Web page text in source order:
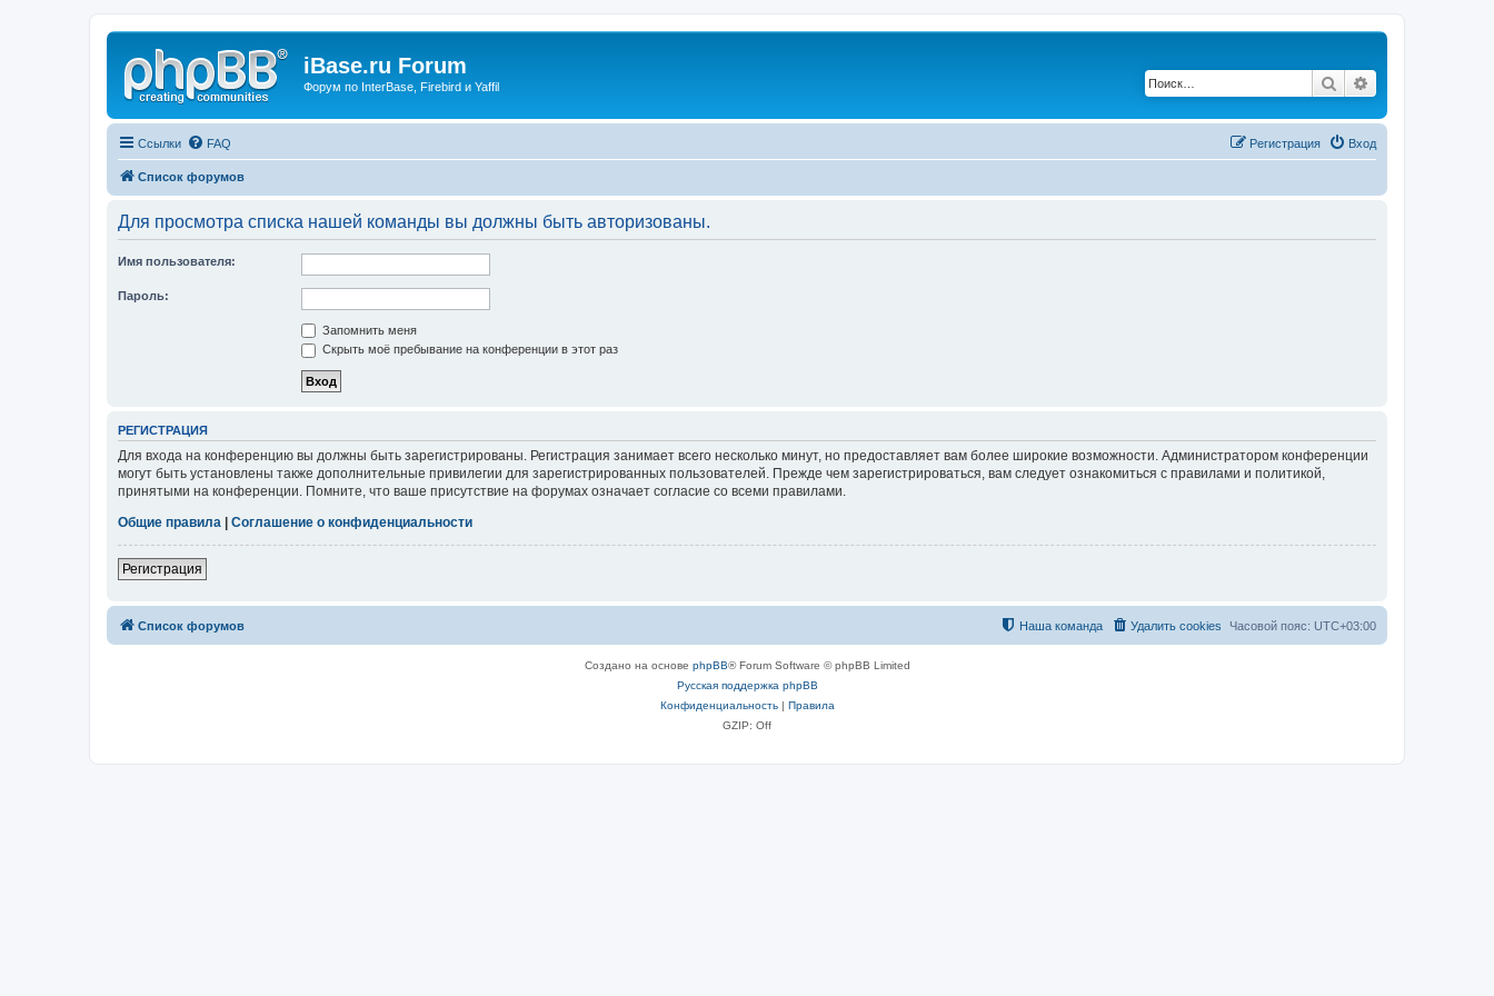
iBase.ru Forum
Форум по InterBase, Firebird и Yaffil Поиск
Ссылки FAQ Вход
Регистрация
Список форумов
Для просмотра списка нашей команды вы должны быть авторизованы.
Имя пользователя:
Пароль:
Запомнить меня
Скрыть моё пребывание на конференции в этот раз
РЕГИСТРАЦИЯ
Для входа на конференцию вы должны быть зарегистрированы. Регистрация занимает всего несколько минут, но предоставляет вам более широкие возможности. Администратором конференции
могут быть установлены также дополнительные привилегии для зарегистрированных пользователей. Прежде чем зарегистрироваться, вам следует ознакомиться с правилами и политикой,
принятыми на конференции. Помните, что ваше присутствие на форумах означает согласие со всеми правилами.
Общие правила
Соглашение о конфиденциальности
Регистрация
Список форумов Часовой пояс: UTC+03:00
Удалить cookies
Наша команда
Создано на основе phpBB® Forum Software © phpBB Limited
Русская поддержка phpBB
Конфиденциальность| Правила
GZIP: Off